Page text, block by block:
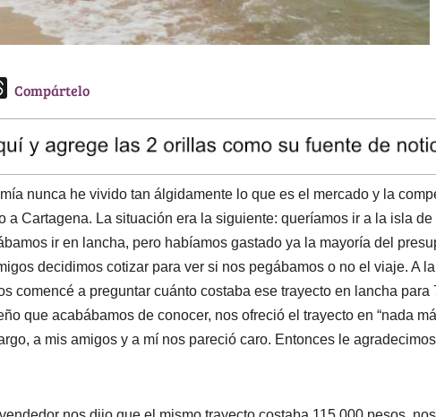
T
e
a
d
s
Compártelo
nunca he vivido tan álgidamente lo que es el mercado y la
a Cartagena. La situación era la siguiente: queríamos ir a la isla de
ir en lancha, pero habíamos gastado ya la mayoría del
decidimos cotizar para ver si nos pegábamos o no el viaje. A
comencé a preguntar cuánto costaba ese trayecto en lancha para
que acabábamos de conocer, nos ofreció el trayecto en “nada
a mis amigos y a mí nos pareció caro. Entonces le